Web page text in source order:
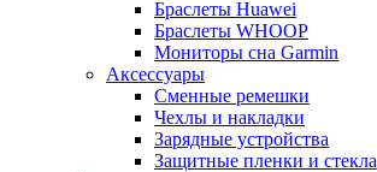
Браслеты Huawei
Браслеты WHOOP
Мониторы сна Garmin
Аксессуары
Сменные ремешки
Чехлы и накладки
Зарядные устройства
Защитные пленки и стекла